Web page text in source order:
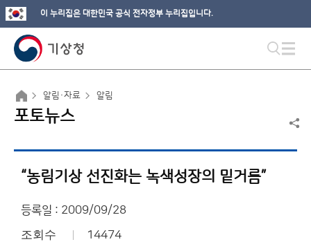
이 누리집은 대한민국 공식 전자정부 누리집입니다.
알림·자료 알림
포토뉴스
“농림기상 선진화는 녹색성장의 밑거름”
등록일 : 2009/09/28
조회수 14474